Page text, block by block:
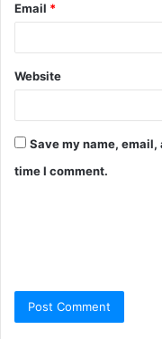
Email *
Website
Save my name,
time I comment.